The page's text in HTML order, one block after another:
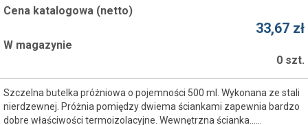
Cena katalogowa (netto)
33,67 zł
W magazynie
0 szt.
Szczelna butelka próżniowa o pojemności 500 ml. Wykonana ze stali
nierdzewnej. Próżnia pomiędzy dwiema ściankami zapewnia bardzo
dobre właściwości termoizolacyjne. Wewnętrzna ścianka...…